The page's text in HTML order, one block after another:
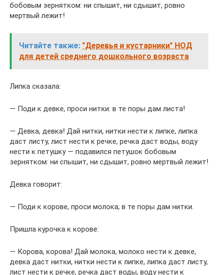
бобовым зернятком: ни спышит, ни сдышит, ровно
мертвый лежит!
Читайте также: "Деревья и кустарники" НОД
для детей среднего дошкольного возраста
Липка сказала:
— Поди к девке, проси нитки: в те поры дам листа!
— Девка, девка! Дай нитки, нитки нести к липке, липка
даст листу, лист нести к речке, речка даст воды, воду
нести к петушку — подавился петушок бобовым
зернятком: ни спышит, ни сдышит, ровно мертвый лежит!
Девка говорит:
— Поди к корове, проси молока; в те поры дам нитки.
Пришла курочка к корове:
— Корова, корова! Дай молока, молоко нести к девке,
девка даст нитки, нитки нести к липке, липка даст листу,
лист нести к речке, речка даст воды, воду нести к